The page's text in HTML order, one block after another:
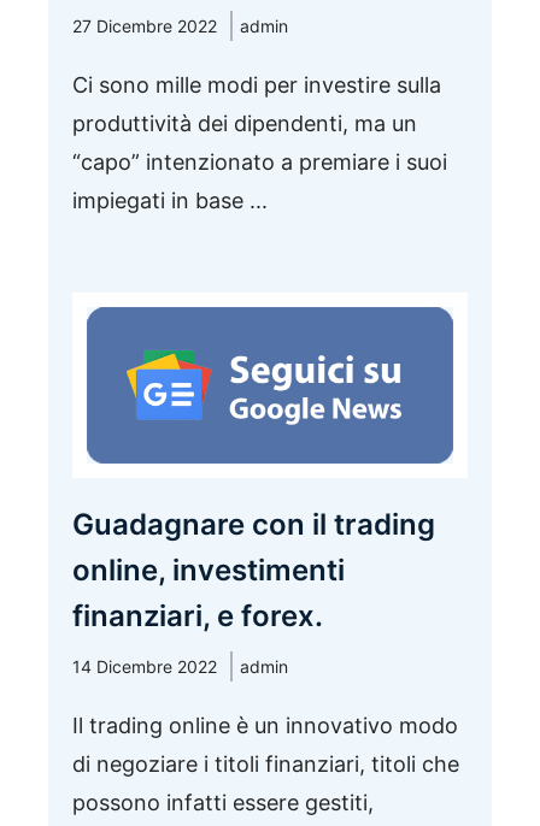
27 Dicembre 2022 admin
Ci sono mille modi per investire sulla
produttività dei dipendenti, ma un
“capo” intenzionato a premiare i suoi
impiegati in base ...
Guadagnare con il trading
online, investimenti
finanziari, e forex.
14 Dicembre 2022 admin
Il trading online è un innovativo modo
di negoziare i titoli finanziari, titoli che
possono infatti essere gestiti,